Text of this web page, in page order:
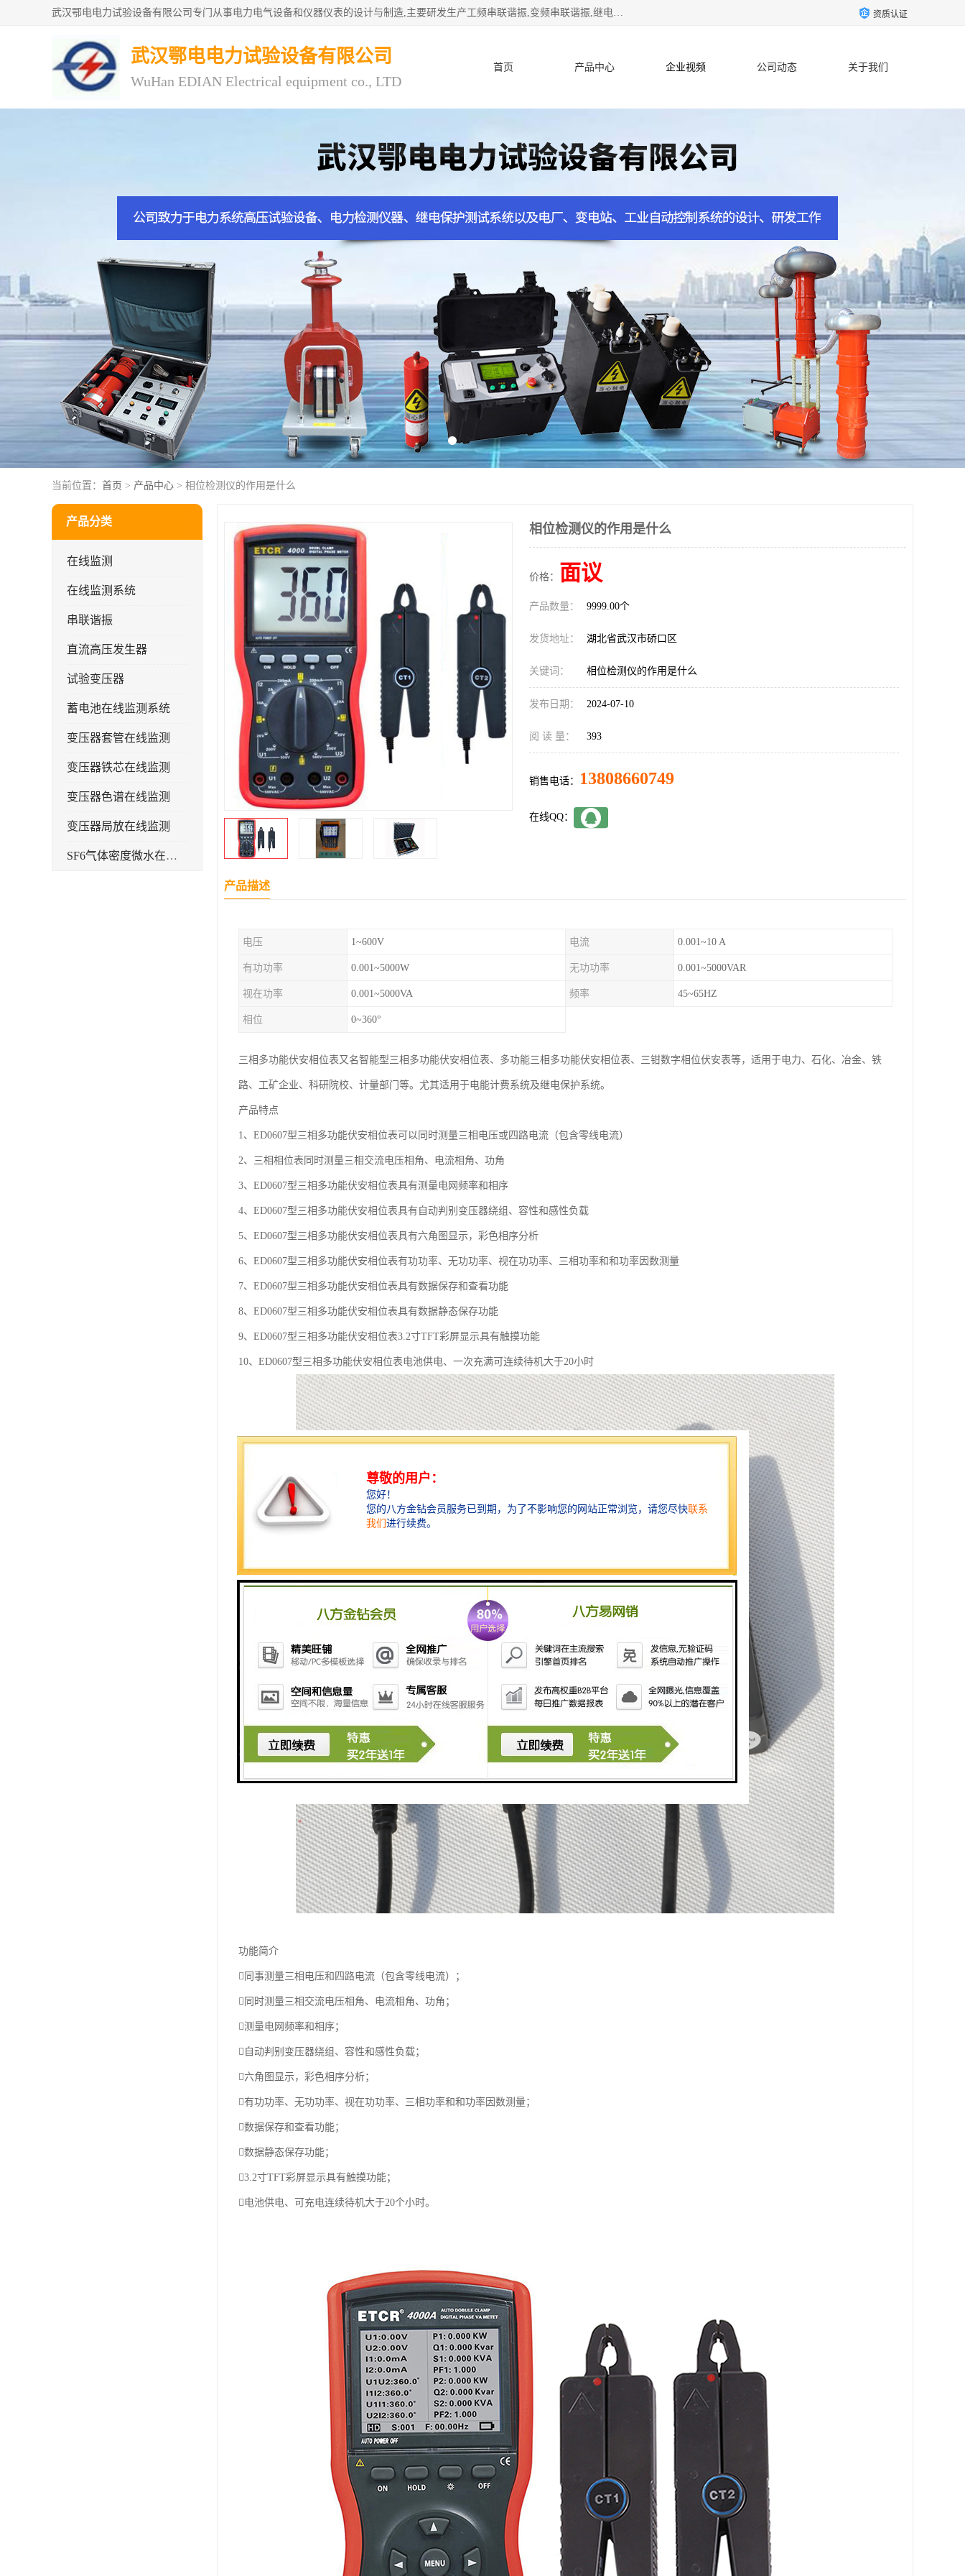
武汉鄂电电力试验设备有限公司专门从事电力电气设备和仪器仪表的设计与制造,主要研发生产工频串联谐振,变频串联谐振,继电保护测试仪,电缆故障测试仪,直流电阻测试仪,接地电阻测试仪等一百多种高品质产品.坚持奉行"质量一,客户至上"的服务宗旨。 资质认证
武汉鄂电电力试验设备有限公司
WuHan EDIAN Electrical equipment co., LTD
首页 产品中心 企业视频 公司动态 关于我们
当前位置： 首页 > 产品中心 > 相位检测仪的作用是什么
产品分类
在线监测
在线监测系统
串联谐振
直流高压发生器
试验变压器
蓄电池在线监测系统
变压器套管在线监测
变压器铁芯在线监测
变压器色谱在线监测
变压器局放在线监测
SF6气体密度微水在线监测系统
相位检测仪的作用是什么
价格： 面议
产品数量： 9999.00个
发货地址： 湖北省武汉市硚口区
关键词： 相位检测仪的作用是什么
发布日期： 2024-07-10
阅 读 量： 393
销售电话： 13808660749
在线QQ：
产品描述
电压 1~600V 电流 0.001~10 A
有功功率 0.001~5000W 无功功率 0.001~5000VAR
视在功率 0.001~5000VA 频率 45~65HZ
相位 0~360°
三相多功能伏安相位表又名智能型三相多功能伏安相位表、多功能三相多功能伏安相位表、三钳数字相位伏安表等，适用于电力、石化、冶金、铁
路、工矿企业、科研院校、计量部门等。尤其适用于电能计费系统及继电保护系统。
产品特点
1、ED0607型三相多功能伏安相位表可以同时测量三相电压或四路电流（包含零线电流）
2、三相相位表同时测量三相交流电压相角、电流相角、功角
3、ED0607型三相多功能伏安相位表具有测量电网频率和相序
4、ED0607型三相多功能伏安相位表具有自动判别变压器绕组、容性和感性负载
5、ED0607型三相多功能伏安相位表具有六角图显示，彩色相序分析
6、ED0607型三相多功能伏安相位表有功功率、无功功率、视在功功率、三相功率和和功率因数测量
7、ED0607型三相多功能伏安相位表具有数据保存和查看功能
8、ED0607型三相多功能伏安相位表具有数据静态保存功能
9、ED0607型三相多功能伏安相位表3.2寸TFT彩屏显示具有触摸功能
10、ED0607型三相多功能伏安相位表电池供电、一次充满可连续待机大于20小时
功能简介
同事测量三相电压和四路电流（包含零线电流）；
同时测量三相交流电压相角、电流相角、功角；
测量电网频率和相序；
自动判别变压器绕组、容性和感性负载；
六角图显示，彩色相序分析；
有功功率、无功功率、视在功功率、三相功率和和功率因数测量；
数据保存和查看功能；
数据静态保存功能；
3.2寸TFT彩屏显示具有触摸功能；
电池供电、可充电连续待机大于20个小时。